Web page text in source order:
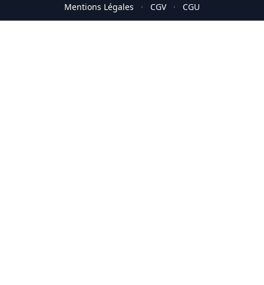
Mentions Légales · CGV · CGU